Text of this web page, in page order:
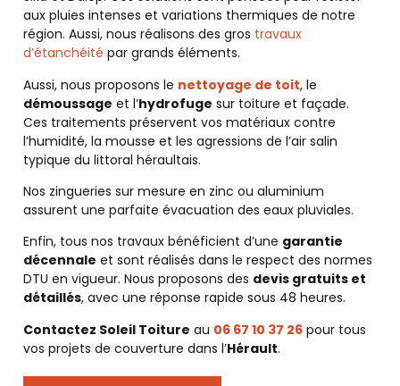
aux pluies intenses et variations thermiques de notre
région. Aussi, nous réalisons des gros travaux
d’étanchéité par grands éléments.
Aussi, nous proposons le nettoyage de toit, le
démoussage et l’hydrofuge sur toiture et façade.
Ces traitements préservent vos matériaux contre
l’humidité, la mousse et les agressions de l’air salin
typique du littoral héraultais.
Nos zingueries sur mesure en zinc ou aluminium
assurent une parfaite évacuation des eaux pluviales.
Enfin, tous nos travaux bénéficient d’une garantie
décennale et sont réalisés dans le respect des normes
DTU en vigueur. Nous proposons des devis gratuits et
détaillés, avec une réponse rapide sous 48 heures.
Contactez Soleil Toiture au 06 67 10 37 26 pour tous
vos projets de couverture dans l’Hérault.